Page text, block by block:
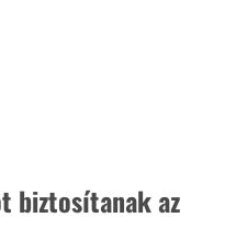
biztosítanak az